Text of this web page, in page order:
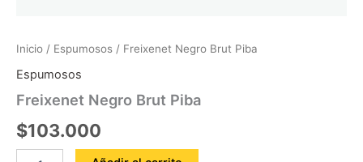
Inicio / Espumosos / Freixenet Negro Brut Piba
Espumosos
Freixenet Negro Brut Piba
$103.000